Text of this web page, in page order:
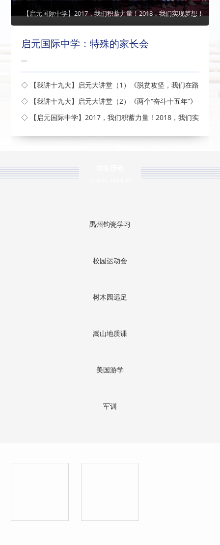
【启元国际中学】2017，我们积蓄力量！2018，我们实现梦想！
启元国际中学：特殊的家长会
...
◇ 【我讲十九大】启元大讲堂（1）《脱贫攻坚，我们在路
上》开讲了
◇ 【我讲十九大】启元大讲堂（2）《两个“奋斗十五年”》
◇ 【启元国际中学】2017，我们积蓄力量！2018，我们实
禹州钧瓷学习
校园运动会
树木园远足
嵩山地质课
美国游学
军训